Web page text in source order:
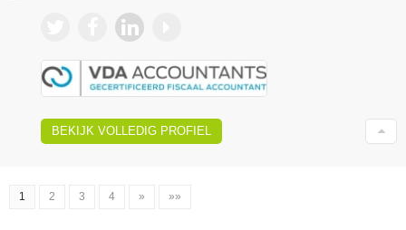
BEKIJK VOLLEDIG PROFIEL
1 2 3 4 » »»